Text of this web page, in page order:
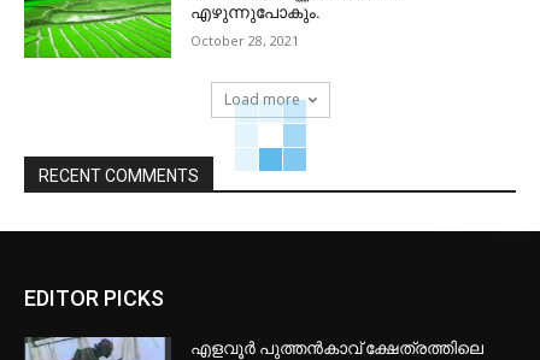
എഴുന്നുപോകും.
October 28, 2021
Load more
RECENT COMMENTS
EDITOR PICKS
എളവൂർ പുത്തൻകാവ് ക്ഷേത്രത്തിലെ